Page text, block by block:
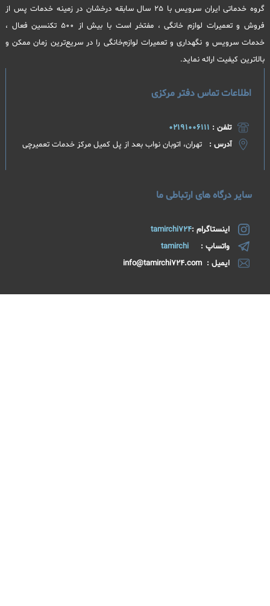
گروه خدماتی ایران سرویس با 25 سال سابقه درخشان در زمینه خدمات پس از
فروش و تعمیرات لوازم خانگی ، مفتخر است با بیش از 500 تکنسین فعال ،
خدمات سرویس و نگهداری و تعمیرات لوازم‌خانگی را در سریع‌ترین زمان ممکن و
بالاترین کیفیت ارائه نماید.
اطلاعات تماس دفتر مرکزی
تلفن : 02191006111
آدرس : تهران، اتوبان نواب بعد از پل کمیل مرکز خدمات تعمیرچی​
سایر درگاه های ارتباطی ما
اینستاگرام :tamirchi724
واتساپ :
tamirchi
ایمیل : info@tamirchi724.com